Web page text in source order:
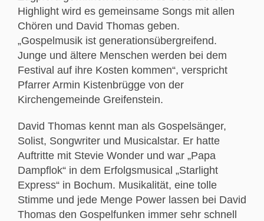
Highlight wird es gemeinsame Songs mit allen
Chören und David Thomas geben.
„Gospelmusik ist generationsübergreifend.
Junge und ältere Menschen werden bei dem
Festival auf ihre Kosten kommen“, verspricht
Pfarrer Armin Kistenbrügge von der
Kirchengemeinde Greifenstein.
David Thomas kennt man als Gospelsänger,
Solist, Songwriter und Musicalstar. Er hatte
Auftritte mit Stevie Wonder und war „Papa
Dampflok“ in dem Erfolgsmusical „Starlight
Express“ in Bochum. Musikalität, eine tolle
Stimme und jede Menge Power lassen bei David
Thomas den Gospelfunken immer sehr schnell